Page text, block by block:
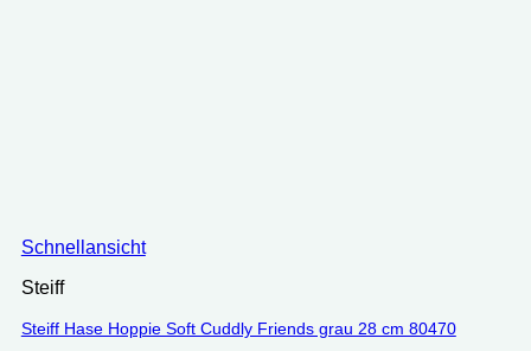
Schnellansicht
Steiff
Steiff Hase Hoppie Soft Cuddly Friends grau 28 cm 80470